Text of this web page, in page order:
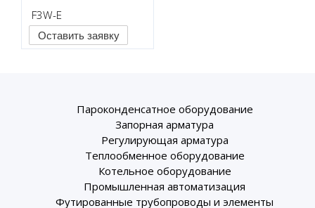
F3W-E
Оставить заявку
Пароконденсатное оборудование
Запорная арматура
Регулирующая арматура
Теплообменное оборудование
Котельное оборудование
Промышленная автоматизация
Футированные трубопроводы и элементы